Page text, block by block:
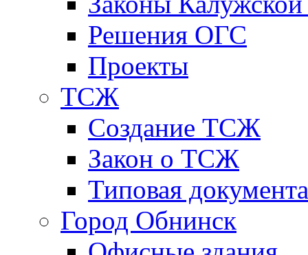
Решения ОГС
Проекты
ТСЖ
Создание ТСЖ
Закон о ТСЖ
Типовая
Город Обнинск